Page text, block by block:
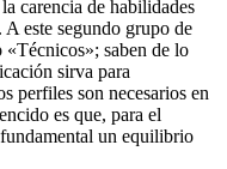
carencia de habilidades
A este segundo grupo de
saben de lo
sirva para
perfiles son necesarios en
es que, para el
un equilibrio